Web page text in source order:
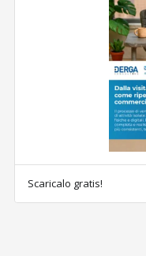
Scaricalo gratis!